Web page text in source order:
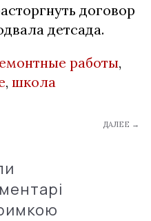
договор
детсада.
работы,
, школа
ДАЛЕЕ →